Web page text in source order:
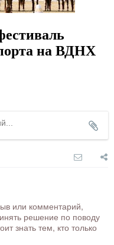
на ВДНХ
или комментарий,
решение по поводу
знать тем, кто только